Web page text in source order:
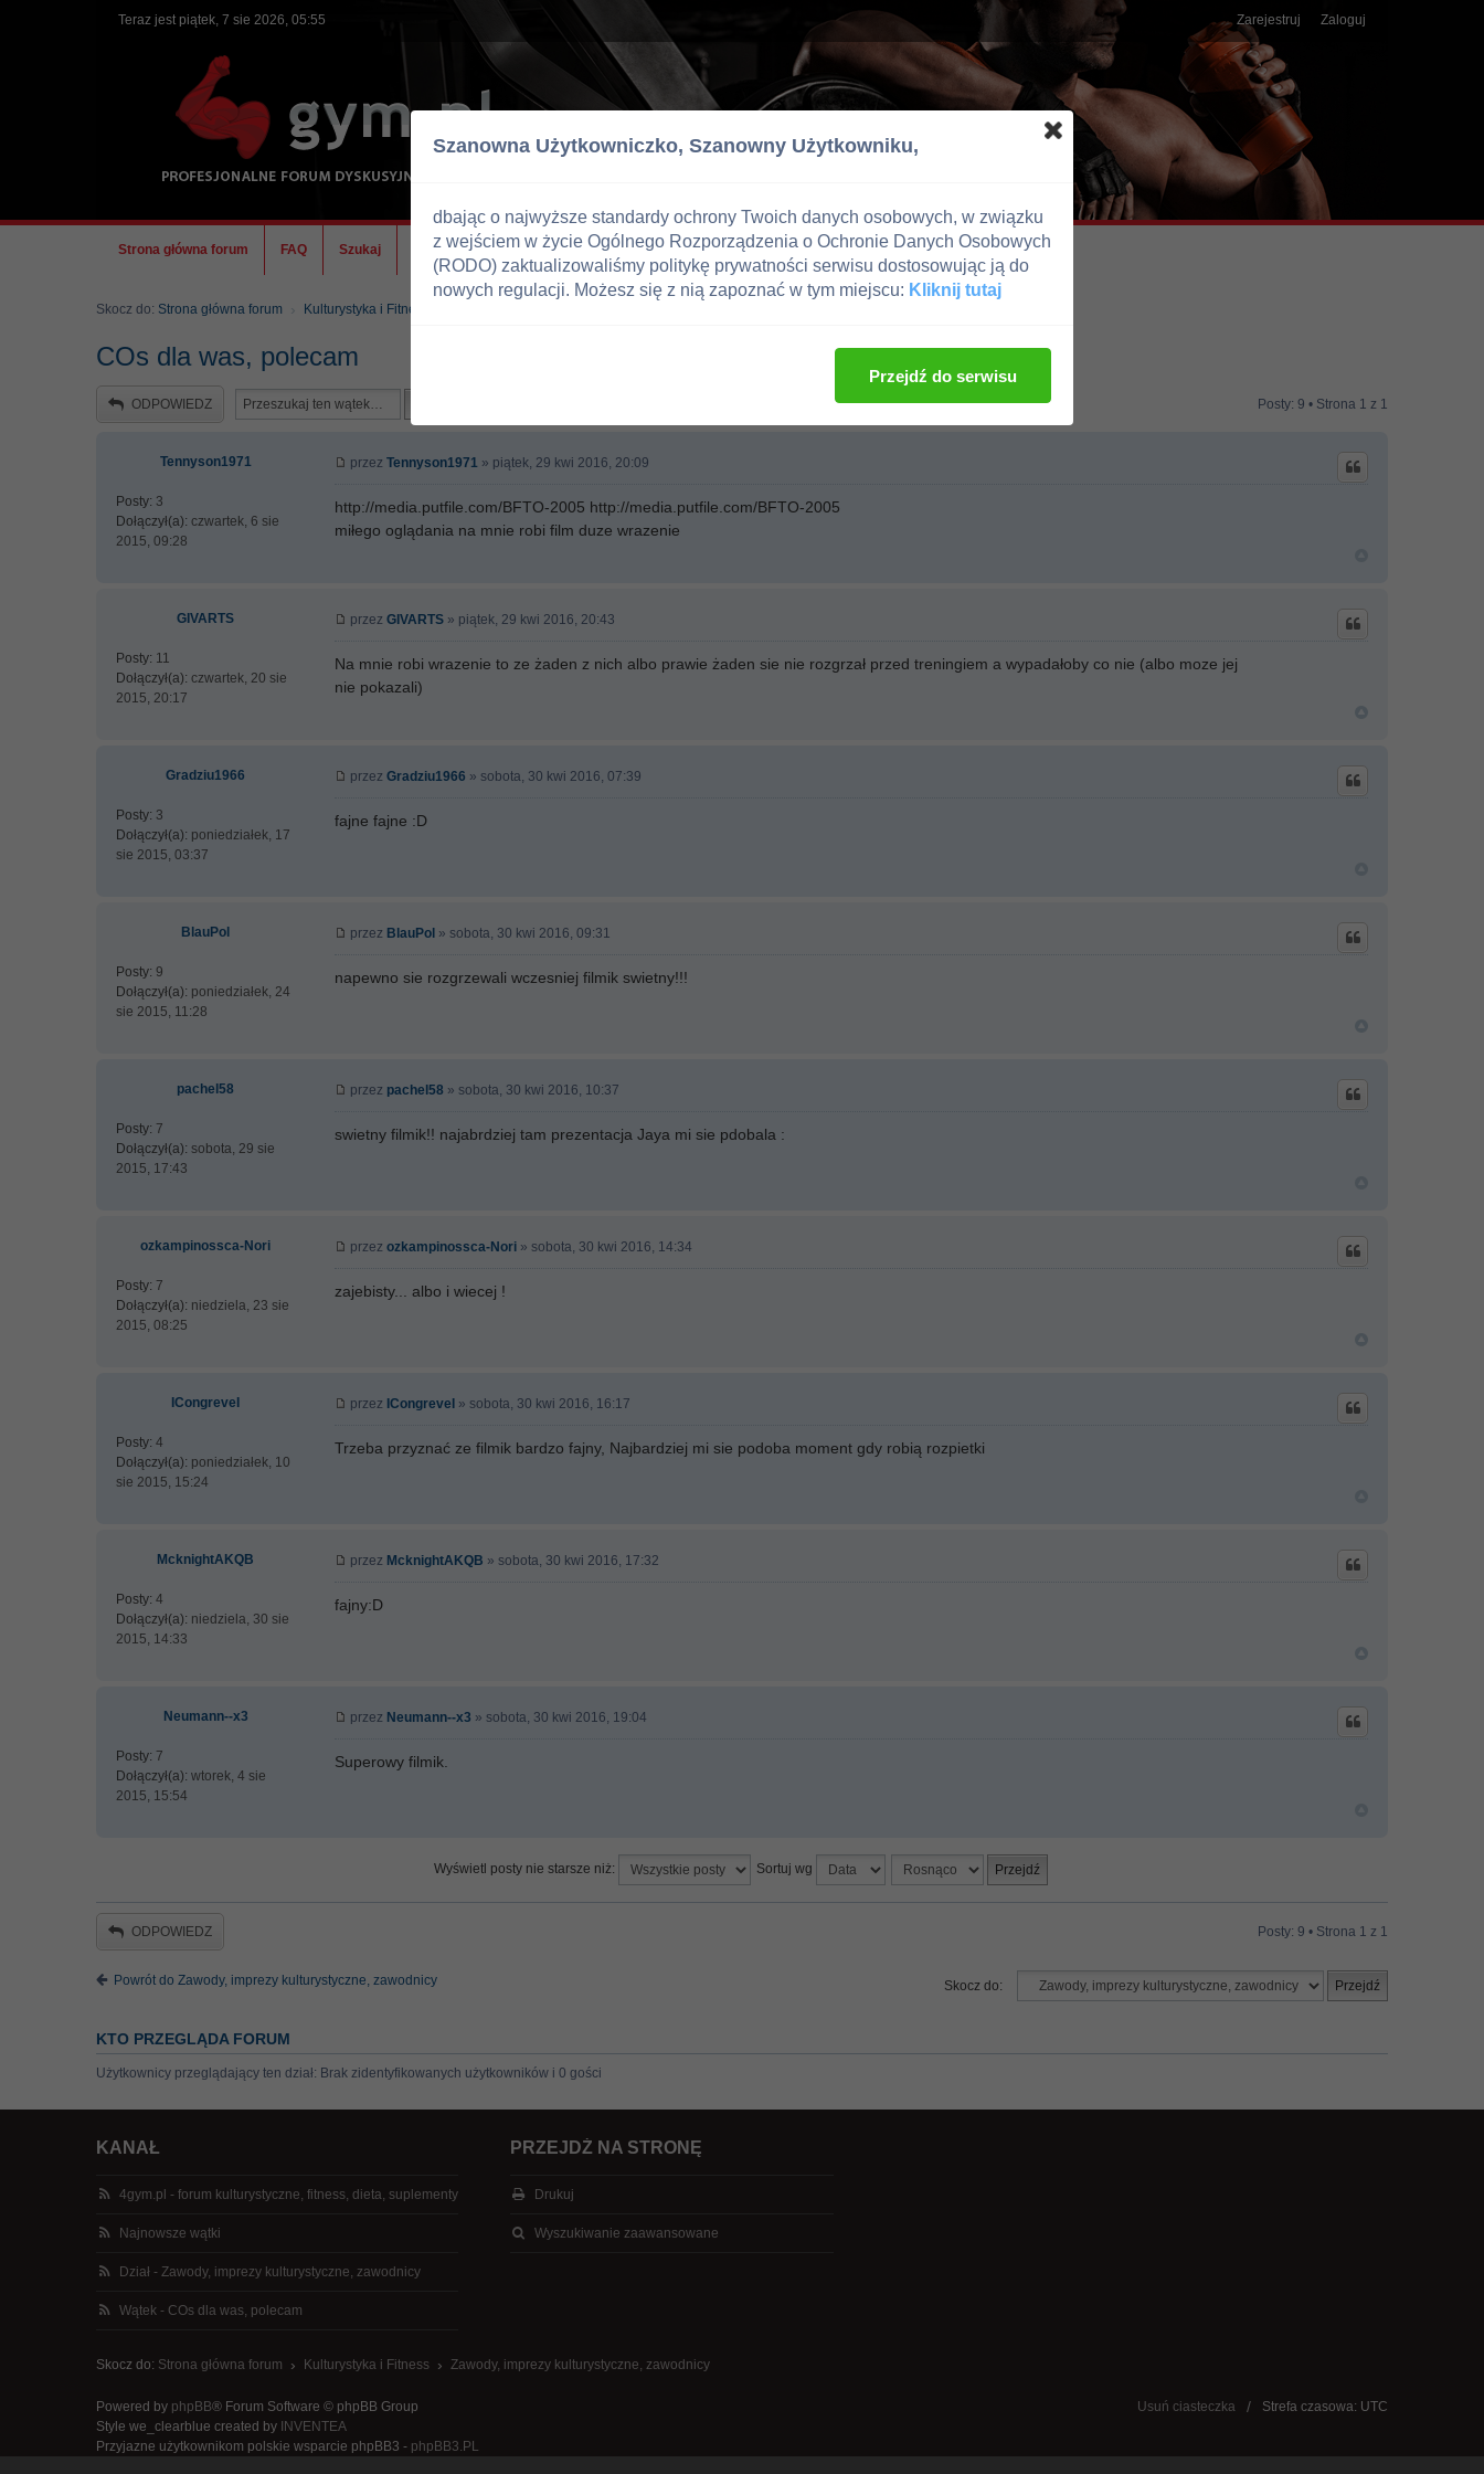
Teraz jest piątek, 7 sie 2026, 05:55 Zarejestruj Zaloguj
Strona główna forum FAQ Szukaj Ekipa
Skocz do: Strona główna forum Kulturystyka i Fitness
COs dla was, polecam
ODPOWIEDZ Posty: 9 • Strona 1 z 1
Tennyson1971
Posty: 3
Dołączył(a): czwartek, 6 sie
2015, 09:28
przez Tennyson1971 » piątek, 29 kwi 2016, 20:09
http://media.putfile.com/BFTO-2005 http://media.putfile.com/BFTO-2005
miłego oglądania na mnie robi film duze wrazenie
GIVARTS
Posty: 11
Dołączył(a): czwartek, 20 sie
2015, 20:17
przez GIVARTS » piątek, 29 kwi 2016, 20:43
Na mnie robi wrazenie to ze żaden z nich albo prawie żaden sie nie rozgrzał przed treningiem a wypadałoby co nie (albo moze jej
nie pokazali)
Gradziu1966
Posty: 3
Dołączył(a): poniedziałek, 17
sie 2015, 03:37
przez Gradziu1966 » sobota, 30 kwi 2016, 07:39
fajne fajne :D
BlauPol
Posty: 9
Dołączył(a): poniedziałek, 24
sie 2015, 11:28
przez BlauPol » sobota, 30 kwi 2016, 09:31
napewno sie rozgrzewali wczesniej filmik swietny!!!
pachel58
Posty: 7
Dołączył(a): sobota, 29 sie
2015, 17:43
przez pachel58 » sobota, 30 kwi 2016, 10:37
swietny filmik!! najabrdziej tam prezentacja Jaya mi sie pdobala :
ozkampinossca-Nori
Posty: 7
Dołączył(a): niedziela, 23 sie
2015, 08:25
przez ozkampinossca-Nori » sobota, 30 kwi 2016, 14:34
zajebisty... albo i wiecej !
ICongreveI
Posty: 4
Dołączył(a): poniedziałek, 10
sie 2015, 15:24
przez ICongreveI » sobota, 30 kwi 2016, 16:17
Trzeba przyznać ze filmik bardzo fajny, Najbardziej mi sie podoba moment gdy robią rozpietki
McknightAKQB
Posty: 4
Dołączył(a): niedziela, 30 sie
2015, 14:33
przez McknightAKQB » sobota, 30 kwi 2016, 17:32
fajny:D
Neumann--x3
Posty: 7
Dołączył(a): wtorek, 4 sie
2015, 15:54
przez Neumann--x3 » sobota, 30 kwi 2016, 19:04
Superowy filmik.
Wyświetl posty nie starsze niż: Sortuj wg
ODPOWIEDZ Posty: 9 • Strona 1 z 1
Powrót do Zawody, imprezy kulturystyczne, zawodnicy Skocz do:
KTO PRZEGLĄDA FORUM
Użytkownicy przeglądający ten dział: Brak zidentyfikowanych użytkowników i 0 gości
KANAŁ
4gym.pl - forum kulturystyczne, fitness, dieta, suplementy
Najnowsze wątki
Dział - Zawody, imprezy kulturystyczne, zawodnicy
Wątek - COs dla was, polecam
PRZEJDŹ NA STRONĘ
Drukuj
Wyszukiwanie zaawansowane
Skocz do: Strona główna forum Kulturystyka i Fitness Zawody, imprezy kulturystyczne, zawodnicy
Usuń ciasteczka Strefa czasowa: UTC
Powered by phpBB® Forum Software © phpBB Group
Style we_clearblue created by INVENTEA
Przyjazne użytkownikom polskie wsparcie phpBB3 - phpBB3.PL
Szanowna Użytkowniczko, Szanowny Użytkowniku,
dbając o najwyższe standardy ochrony Twoich danych osobowych, w związku
z wejściem w życie Ogólnego Rozporządzenia o Ochronie Danych Osobowych
(RODO) zaktualizowaliśmy politykę prywatności serwisu dostosowując ją do
nowych regulacji. Możesz się z nią zapoznać w tym miejscu: Kliknij tutaj
Przejdź do serwisu